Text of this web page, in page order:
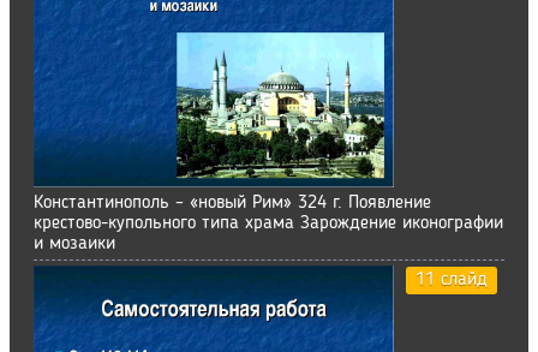
Константинополь – «новый Рим» 324 г. Появление
крестово-купольного типа храма Зарождение иконографии
и мозаики
11 слайд